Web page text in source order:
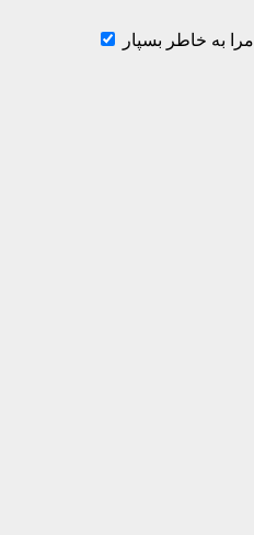
مرا به خاطر بسپار